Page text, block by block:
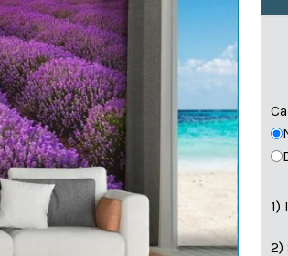
1)
2)